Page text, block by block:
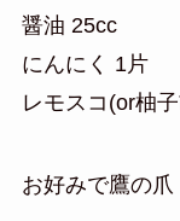
醤油 25cc
にんにく 1片
レモスコ(or柚
お好みで鷹の爪